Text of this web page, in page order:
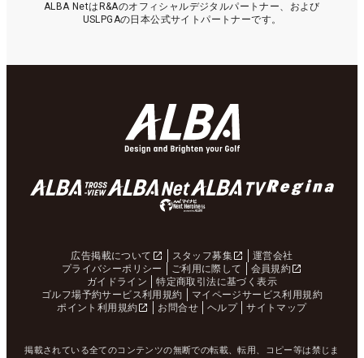
ALBA NetはR&Aのオフィシャルデジタルパートナー、および
USLPGAの日本公式サイトパートナーです。
広告掲載について スタッフ募集
運営会社
プライバシーポリシー
ご利用に際して
会員規約
ガイドライン
特定商取引法に基づく表示
ゴルフ場予約サービス利用規約
マイページサービス利用規約
ポイント利用規約
お問合せ ヘルプ サイトマップ
掲載されている全てのコンテンツの無断での転載、転用、コピー等は禁じま